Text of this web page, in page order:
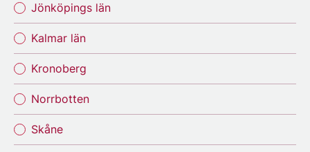
Jönköpings län
Kalmar län
Kronoberg
Norrbotten
Skåne